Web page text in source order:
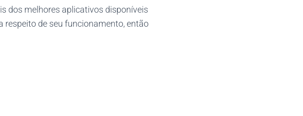
dos melhores aplicativos disponíveis
de seu funcionamento, então